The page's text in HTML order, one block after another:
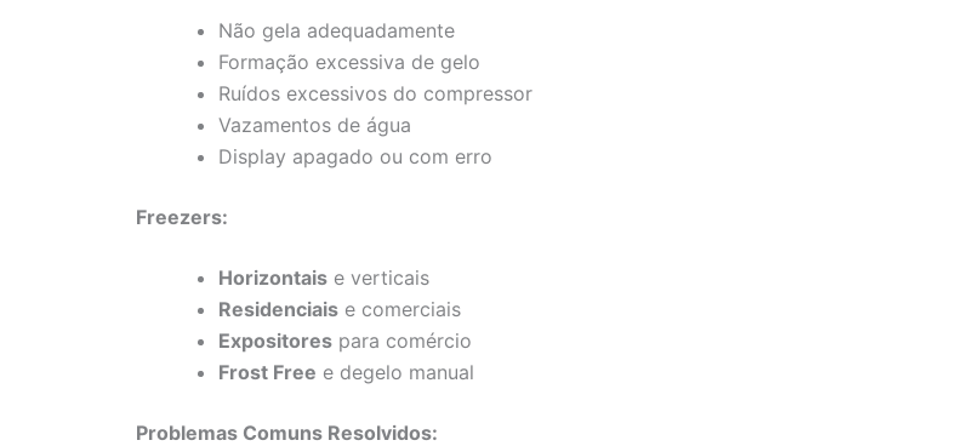
Não gela adequadamente
Formação excessiva de gelo
Ruídos excessivos do compressor
Vazamentos de água
Display apagado ou com erro
Freezers:
Horizontais e verticais
Residenciais e comerciais
Expositores para comércio
Frost Free e degelo manual
Problemas Comuns Resolvidos: